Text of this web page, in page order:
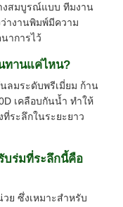
งสมบูรณ์แบบ ทีมงาน
างานพิมพ์มีความ
าการไว้
ทานแค่ไหน?
ลมระดับพรีเมี่ยม ก้าน
เคลือบกันน้ำ ทำให้
ระลึกในระยะยาว
บร่มที่ระลึกนี้คือ
ย ซึ่งเหมาะสำหรับ